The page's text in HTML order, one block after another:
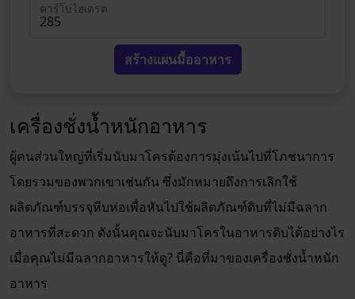
คาร์โบไฮเดรต
สร้างแผนมื้ออาหาร
เครื่องชั่งน้ำหนักอาหาร
ผู้คนส่วนใหญ่ที่เริ่มนับมาโครต้องการมุ่งเน้นไปที่โภชนาการ
โดยรวมของพวกเขาเช่นกัน ซึ่งมักหมายถึงการเลิกใช้
ผลิตภัณฑ์บรรจุหีบห่อเพื่อหันไปใช้ผลิตภัณฑ์ดิบที่ไม่มีฉลาก
อาหารที่สะดวก ดังนั้นคุณจะนับมาโครในอาหารดิบได้อย่างไร
เมื่อคุณไม่มีฉลากอาหารให้ดู? นี่คือที่มาของเครื่องชั่งน้ำหนัก
อาหาร